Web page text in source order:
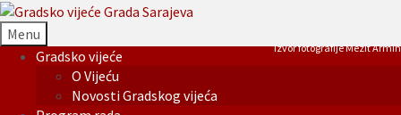
Menu
Gradsko vijeće
O Vijeću
Novosti Gradskog vijeća
Izvor fotografije Mezit Armin